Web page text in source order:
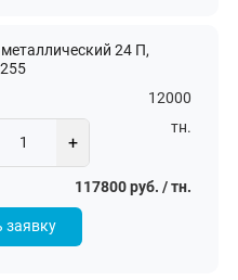
24 П,
12000
+
тн.
117800 руб. / тн.
заявку